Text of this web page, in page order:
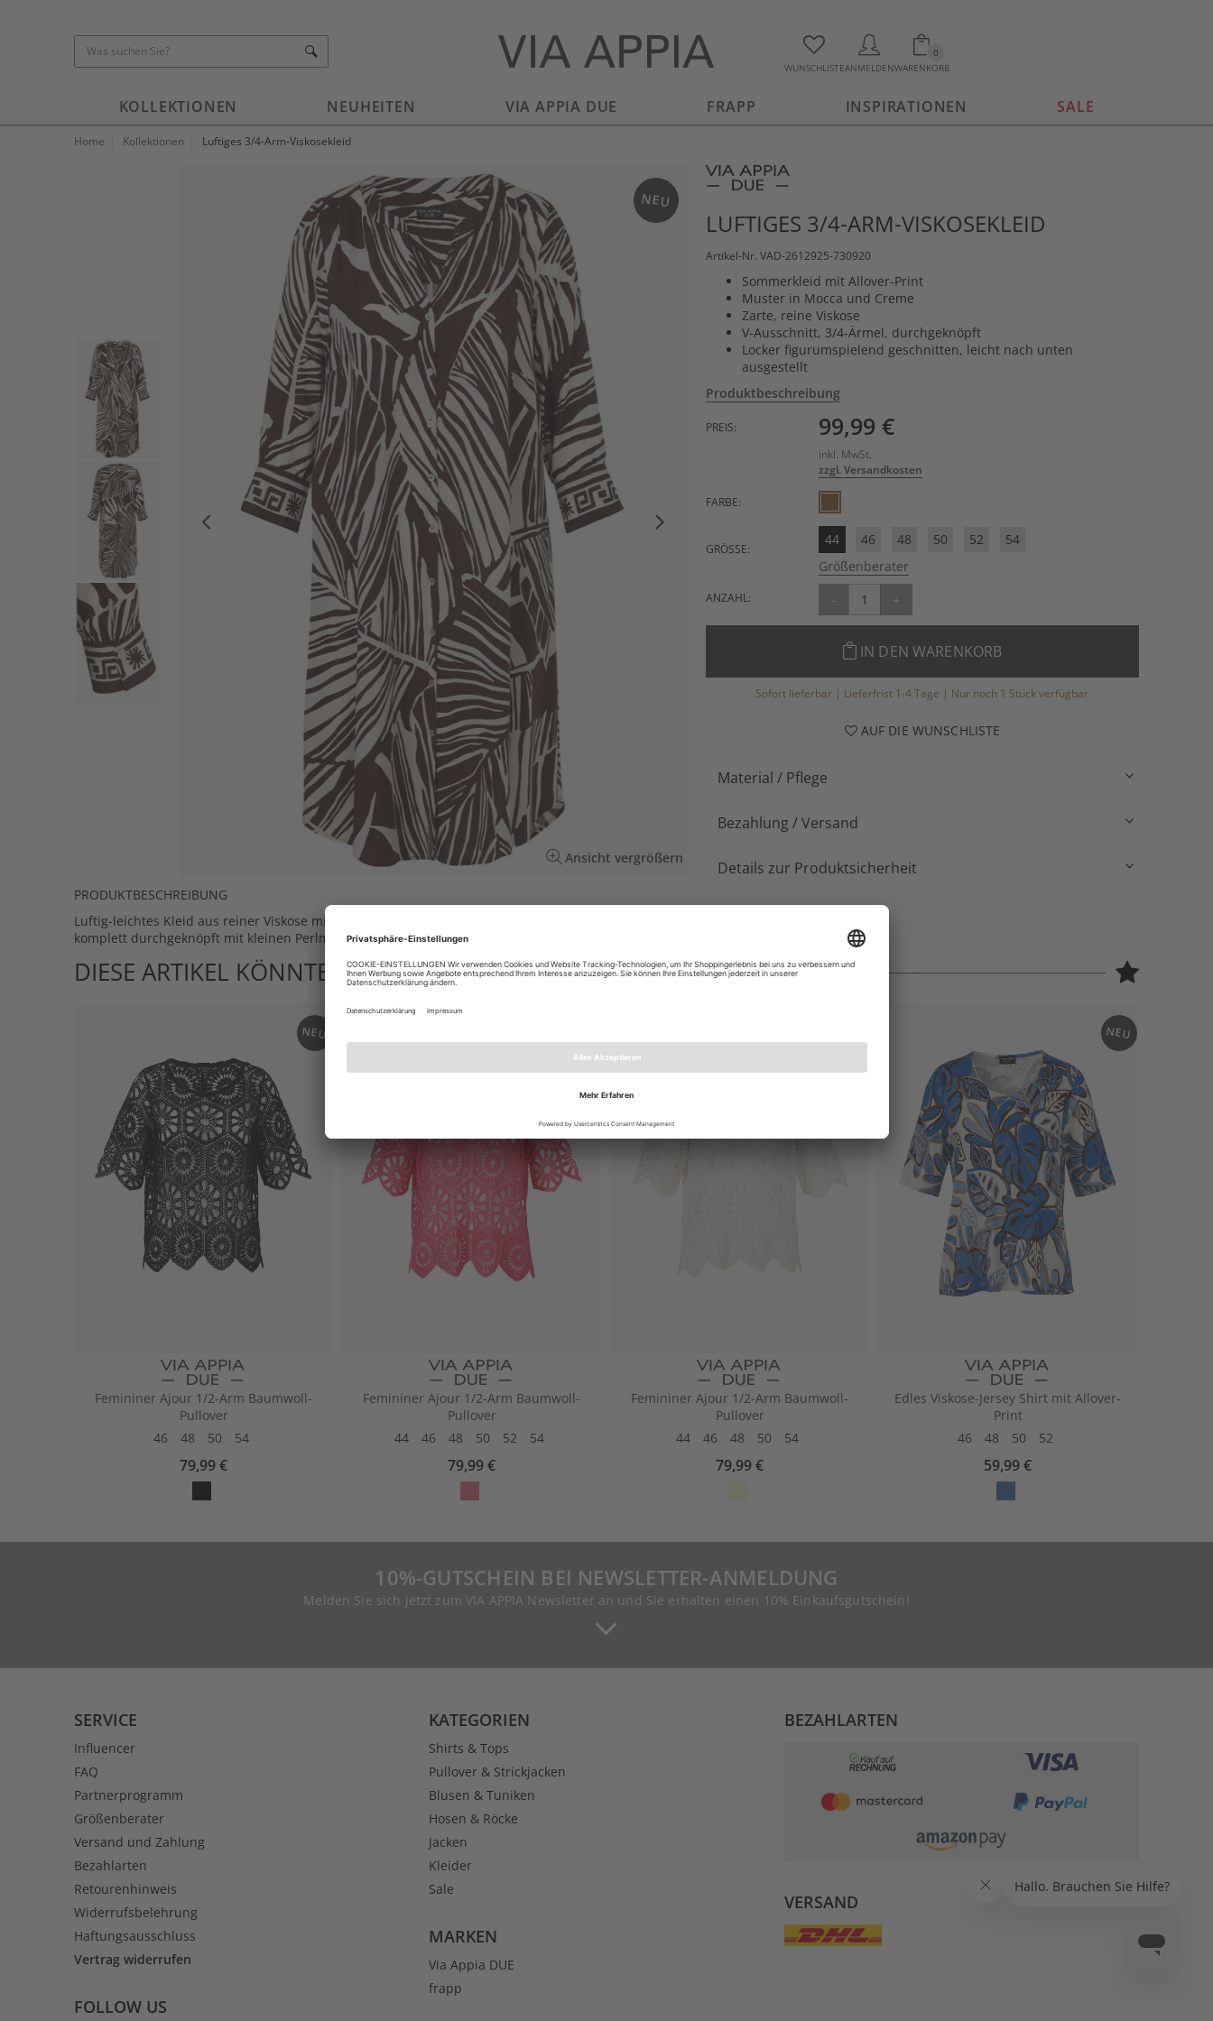
WUNSCHLISTEANMELDEN
0
WARENKORB
KOLLEKTIONEN NEUHEITEN VIA APPIA DUE FRAPP INSPIRATIONEN SALE
Home Kollektionen Luftiges 3/4-Arm-Viskosekleid
NEU
Ansicht vergrößern
PRODUKTBESCHREIBUNG
Luftig-leichtes Kleid aus reiner Viskose mit 3/4-Ärmeln mit edlem Bicolor-Print in Mocca auf Creme,
komplett durchgeknöpft mit kleinen Perlmuttknöpfchen.
LUFTIGES 3/4-ARM-VISKOSEKLEID
Artikel-Nr. VAD-2612925-730920
Sommerkleid mit Allover-Print
Muster in Mocca und Creme
Zarte, reine Viskose
V-Ausschnitt, 3/4-Ärmel, durchgeknöpft
Locker figurumspielend geschnitten, leicht nach unten
ausgestellt
Produktbeschreibung
PREIS: 99,99 €
inkl. MwSt.
zzgl. Versandkosten
FARBE:
GRÖSSE:
44 46 48 50 52
54
Größenberater
ANZAHL: - +
IN DEN WARENKORB
Sofort lieferbar | Lieferfrist 1-4 Tage | Nur noch 1 Stück verfügbar
AUF DIE WUNSCHLISTE
Material / Pflege
Bezahlung / Versand
Details zur Produktsicherheit
DIESE ARTIKEL KÖNNTEN IHNEN AUCH GEFALLEN
NEU
Femininer Ajour 1/2-Arm Baumwoll-
Pullover
46
48 50 54
79,99 €
Femininer Ajour 1/2-Arm Baumwoll-
Pullover
44
46 48 50 52 54
79,99 €
Femininer Ajour 1/2-Arm Baumwoll-
Pullover
44
46 48 50 54
79,99 €
NEU
Edles Viskose-Jersey Shirt mit Allover-
Print
46
48 50 52
59,99 €
10%-GUTSCHEIN BEI NEWSLETTER-ANMELDUNG
Melden Sie sich jetzt zum VIA APPIA Newsletter an und Sie erhalten einen 10% Einkaufsgutschein!
SERVICE
Influencer
FAQ
Partnerprogramm
Größenberater
Versand und Zahlung
Bezahlarten
Retourenhinweis
Widerrufsbelehrung
Haftungsausschluss
Vertrag widerrufen
FOLLOW US
KATEGORIEN
Shirts & Tops
Pullover & Strickjacken
Blusen & Tuniken
Hosen & Röcke
Jacken
Kleider
Sale
MARKEN
Via Appia DUE
frapp
BEZAHLARTEN
VERSAND